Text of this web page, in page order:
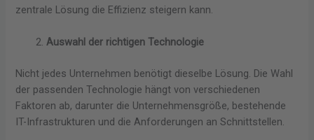
zentrale Lösung die Effizienz steigern kann.
Auswahl der richtigen Technologie
Nicht jedes Unternehmen benötigt dieselbe Lösung. Die Wahl
der passenden Technologie hängt von verschiedenen
Faktoren ab, darunter die Unternehmensgröße, bestehende
IT-Infrastrukturen und die Anforderungen an Schnittstellen.